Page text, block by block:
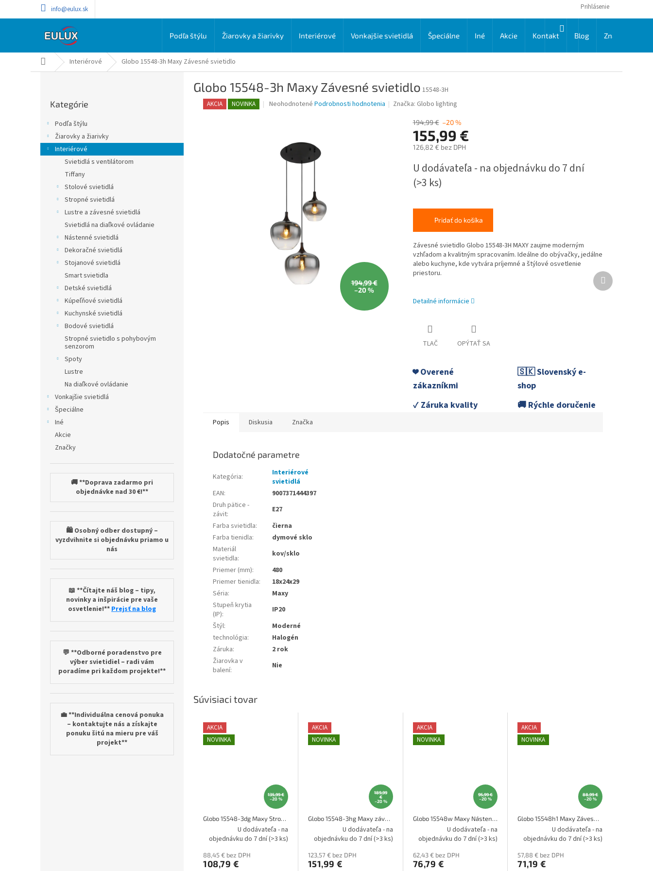
info@eulux.sk Prihlásenie
NÁKUPNÝ
Podľa štýlu Žiarovky a žiarivky Interiérové Vonkajšie svietidlá Špeciálne Iné Akcie Kontakt Blog Značky
DomovInteriérové Globo 15548-3h Maxy Závesné svietidlo
a
kategórie
Kategórie
Podľa štýlu
Žiarovky a žiarivky
Interiérové
Svietidlá s ventilátorom
Tiffany
Stolové svietidlá
Stropné svietidlá
Lustre a závesné svietidlá
Svietidlá na diaľkové ovládanie
Nástenné svietidlá
Dekoračné svietidlá
Stojanové svietidlá
Smart svietidla
Detské svietidlá
Kúpeľňové svietidlá
Kuchynské svietidlá
Bodové svietidlá
Stropné svietidlo s pohybovým
senzorom
Spoty
Lustre
Na diaľkové ovládanie
Vonkajšie svietidlá
Špeciálne
Iné
Akcie
Značky
🚚 **Doprava zadarmo pri
objednávke nad 30 €!**
🛍️ Osobný odber dostupný –
vyzdvihnite si objednávku priamo u
nás
📖 **Čítajte náš blog – tipy,
novinky a inšpirácie pre vaše
osvetlenie!**Prejsť na blog
💬 **Odborné poradenstvo pre
výber svietidiel – radi vám
poradíme pri každom projekte!**
💼 **Individuálna cenová ponuka
– kontaktujte nás a získajte
ponuku šitú na mieru pre váš
projekt**
Globo 15548-3h Maxy Závesné svietidlo 15548-3H
AKCIA NOVINKA
Priemerné
Neohodnotené Podrobnosti hodnotenia Značka: Globo lighting
194,99 €
–20 %
194,99 € –20 %
155,99 €
126,82 € bez DPH
cena:
U dodávateľa - na objednávku do 7 dní
(>3 ks)
Pridať do košíka
Závesné svietidlo Globo 15548-3H MAXY zaujme moderným
vzhľadom a kvalitným spracovaním. Ideálne do obývačky, jedálne
alebo kuchyne, kde vytvára príjemné a štýlové osvetlenie
priestoru.
Detailné informácie
TLAČ OPÝTAŤ SA
❤️ Overené
zákazníkmi
🇸🇰 Slovenský e-
shop
✓ Záruka kvality
🚚 Rýchle doručenie
Ďalší
produkt
Popis Diskusia Značka
Dodatočné parametre
Kategória:
Interiérové
svietidlá
EAN:
9007371444397
Druh pätice -
závit:
E27
Farba svietidla:
čierna
Farba tienidla:
dymové sklo
Materiál
svietidla:
kov/sklo
Priemer (mm):
480
Priemer tienidla:
18x24x29
Séria:
Maxy
Stupeň krytia
(IP):
IP20
Štýl:
Moderné
technológia:
Halogén
Záruka:
2 rok
Žiarovka v
balení: Nie
Súvisiaci tovar
AKCIA
NOVINKA
135,99 €
–20 %
Globo 15548-3dg Maxy Stropné svietidlo
U dodávateľa - na
objednávku do 7 dní(>3 ks)
88,45 € bez DPH
108,79 €
AKCIA
NOVINKA
189,99
€
–20 %
Globo 15548-3hg Maxy závesné svietidlo
U dodávateľa - na
objednávku do 7 dní(>3 ks)
123,57 € bez DPH
151,99 €
AKCIA
NOVINKA
95,99 €
–20 %
Globo 15548w Maxy Nástenné svietidlo
U dodávateľa - na
objednávku do 7 dní(>3 ks)
62,43 € bez DPH
76,79 €
AKCIA
NOVINKA
88,99 €
–20 %
Globo 15548h1 Maxy Závesné svietidlo
U dodávateľa - na
objednávku do 7 dní(>3 ks)
57,88 € bez DPH
71,19 €